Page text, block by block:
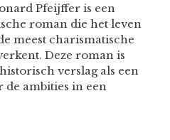
Pfeijffer is een
roman die het leven
meest charismatische
Deze roman is
verslag als een
de ambities in een